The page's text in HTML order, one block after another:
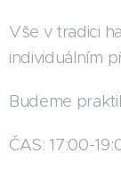
Vše v tradici
individuálním
Budeme
ČAS: 17:00-